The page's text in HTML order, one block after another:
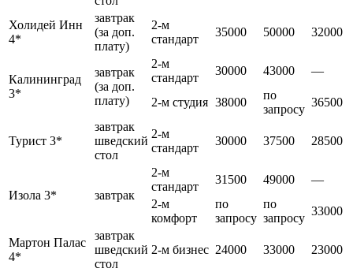
Холидей Инн
4*
завтрак
(за доп.
плату)
2-м
стандарт
35000 50000 32000
Калининград
3*
завтрак
(за доп.
плату)
2-м
стандарт
30000 43000 —
2-м студия 38000
по
запросу
36500
Турист 3*
завтрак
шведский
стол
2-м
стандарт
30000 37500 28500
Изола 3* завтрак
2-м
стандарт
31500 49000
—
2-м
комфорт
по
запросу
по
запросу
33000
Мартон Палас
4*
завтрак
шведский
стол
2-м бизнес 24000 33000 23000